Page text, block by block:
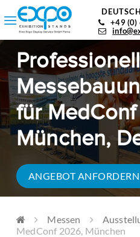
+49
für
München,
ANGEBOT ANFORDERN
Messen
MedConf 2026, München